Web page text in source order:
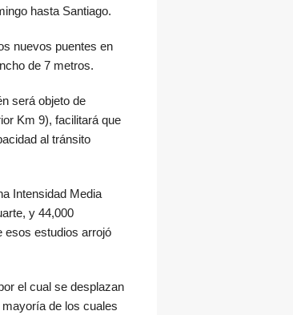
hasta Santiago.
nuevos puentes en
de 7 metros.
será objeto de
Km 9), facilitará que
al tránsito
Intensidad Media
y 44,000
esos estudios arrojó
el cual se desplazan
de los cuales